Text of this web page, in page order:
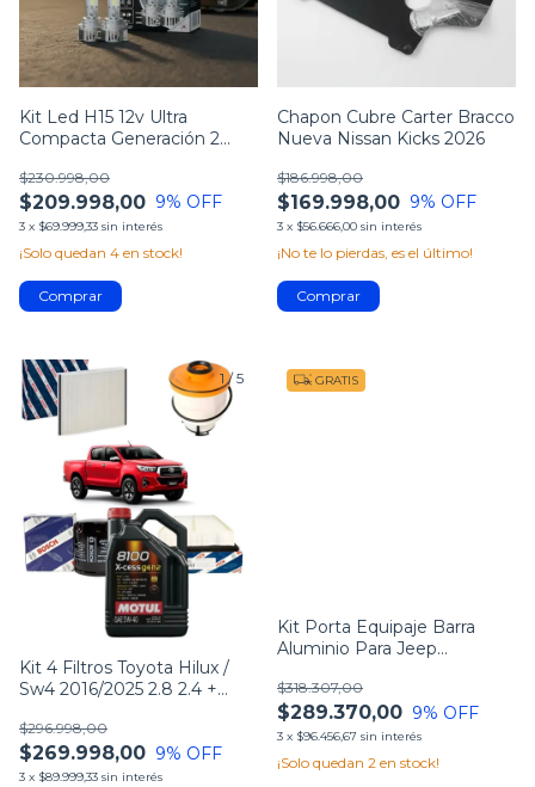
Kit Led H15 12v Ultra
Compacta Generación 2
$209.998,00
$230.998,00
9% OFF
3 x $69.999,33 sin interés
¡Solo quedan 4 en stock!
Chapon Cubre Carter Bracco
Nueva Nissan Kicks 2026
$169.998,00
$186.998,00
9% OFF
3 x $56.666,00 sin interés
¡No te lo pierdas, es el último!
1 /5
Kit 4 Filtros Toyota Hilux /
Sw4 2016/2025 2.8 2.4 +
$269.998,00
$296.998,00
9% OFF
3 x $89.999,33 sin interés
GRATIS
Kit Porta Equipaje Barra
Aluminio Para Jeep
$289.370,00
$318.307,00
9% OFF
3 x $96.456,67 sin interés
¡Solo quedan 2 en stock!